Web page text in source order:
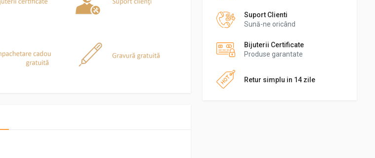
Suport Clienti
Sună-ne oricând
Bijuterii Certificate
Produse garantate
Retur simplu in 14 zile